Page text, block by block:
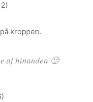
kroppen.
af hinanden 🙂